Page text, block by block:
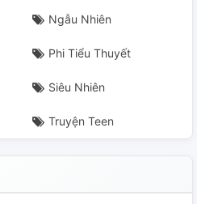
Ngẫu Nhiên
Phi Tiểu Thuyết
Siêu Nhiên
Truyện Teen